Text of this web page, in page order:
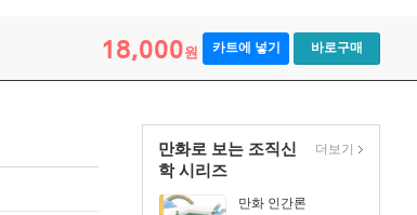
18,000원 카트에 넣기 바로구매
만화로 보는 조직신
학 시리즈
만화 인간론
더보기